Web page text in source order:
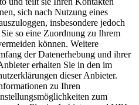
sich nach Nutzung eines
insbesondere jedoch
so eine Zuordnung zu Ihrem
können. Weitere
der Datenerhebung und ihrer
erhalten Sie in den im
dieser Anbieter.
zu Ihren
zum